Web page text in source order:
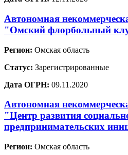
Автономная
"Омский флорбольный
Регион: Омская область
Статус: Зарегистрированные
Дата ОГРН: 09.11.2020
Автономная
"Центр развития
предпринимательских
Регион: Омская область